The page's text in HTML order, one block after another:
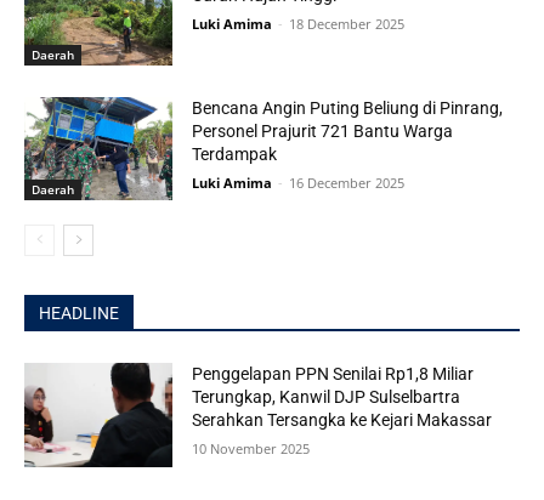
Daerah
Luki Amima - 18 December 2025
Daerah
Bencana Angin Puting Beliung di Pinrang,
Personel Prajurit 721 Bantu Warga
Terdampak
Luki Amima - 16 December 2025
HEADLINE
Penggelapan PPN Senilai Rp1,8 Miliar
Terungkap, Kanwil DJP Sulselbartra
Serahkan Tersangka ke Kejari Makassar
10 November 2025